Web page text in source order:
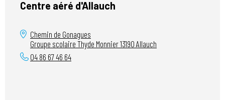
Centre aéré d'Allauch
Chemin de Gonagues
Groupe scolaire Thyde Monnier13190 Allauch
04 86 67 46 64